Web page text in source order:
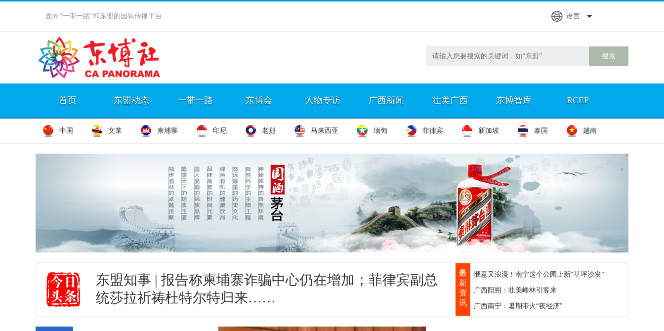
面向“一带一路”和东盟的国际传播平台 语言·
首页 东盟动态 一带一路 东博会 人物专访 广西新闻 壮美广西 东博智库 RCEP
中国 文莱 柬埔寨 印尼 老挝 马来西亚 缅甸 菲律宾 新加坡 泰国 越南
东盟知事 | 报告称柬埔寨诈骗中心仍在增加；菲律宾副总
统莎拉祈祷杜特尔特归来……
最
新
资
讯
《海丝迷藏》成功出圈！上线3天掀起文旅短剧
升级！南宁青秀山，有新变化！
在南宁“逛公园”，才是「慢充式旅行」的正确
获中国气象局推介！这里的森林温泉真的凉快
广西这座博物馆荣登国家级榜单！这个暑期，赴一
距南宁2.5h车程！中越边境的瀑布咖啡店火了
广西阳朔：壮美峰林引客来
广西南宁：暑期带火“夜经济”
“金龙”跃出遇龙河